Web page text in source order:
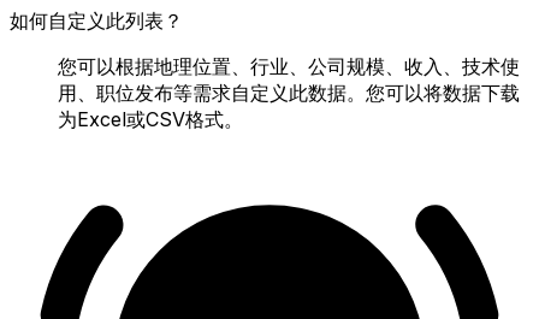
如何自定义此列表？
您可以根据地理位置、行业、公司规模、收入、技术使
用、职位发布等需求自定义此数据。您可以将数据下载
为Excel或CSV格式。